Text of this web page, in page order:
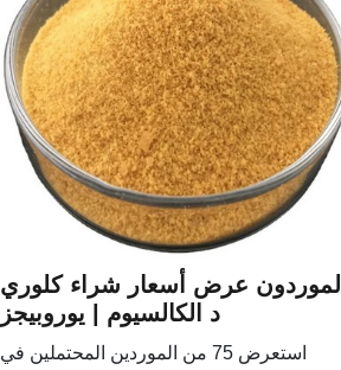
الموردون عرض أسعار شراء كلوري
د الكالسيوم | يوروبيجز
استعرض 75 من الموردين المحتملين في